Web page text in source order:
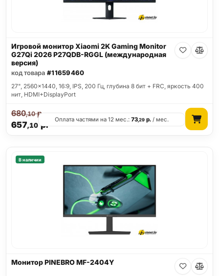
Игровой монитор Xiaomi 2K Gaming Monitor
G27Qi 2026 P27QDB-RGGL (международная
версия)
код товара #11659460
27", 2560x1440, 16:9, IPS, 200 Гц, глубина 8 бит + FRC, яркость 400
нит, HDMI+DisplayPort
657,10р.
680,10р.
Оплата частями на 12 мес.:73,29 р. / мес.
В наличии
Монитор PINEBRO MF-2404Y